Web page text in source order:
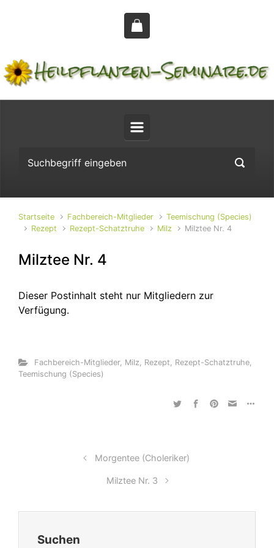
Zum Hauptinhalt springen
Startseite Fachbereich-Mitglieder
Teemischung (Species)
Rezept
Rezept-Schatztruhe Milz Milztee Nr. 4
Milztee Nr. 4
Dieser Postinhalt steht nur Mitgliedern zur
Verfügung.
Fachbereich-Mitglieder, Milz Rezept Rezept-Schatztruhe,
Teemischung (Species)
Morgentee (Choleriker)
Milztee Nr. 3
Suchen